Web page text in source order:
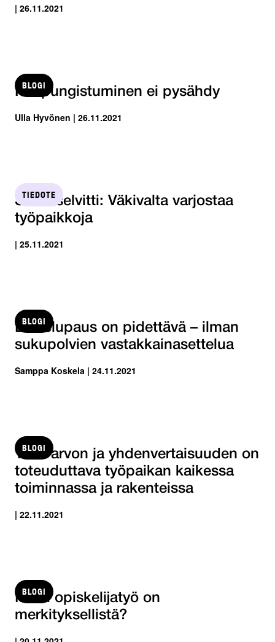
| 26.11.2021
BLOGI
Kaupungistuminen ei pysähdy
Ulla Hyvönen | 26.11.2021
TIEDOTE
STTK selvitti: Väkivalta varjostaa
työpaikkoja
| 25.11.2021
BLOGI
Eläkelupaus on pidettävä – ilman
sukupolvien vastakkainasettelua
Samppa Koskela | 24.11.2021
BLOGI
Tasa-arvon ja yhdenvertaisuuden on
toteuduttava työpaikan kaikessa
toiminnassa ja rakenteissa
| 22.11.2021
BLOGI
Miksi opiskelijatyö on
merkityksellistä?